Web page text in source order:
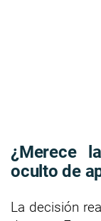
¿Merece
oculto de
La decisión